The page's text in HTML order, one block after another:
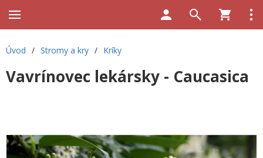
Úvod / Stromy a kry / Kríky
Vavrínovec lekársky - Caucasica